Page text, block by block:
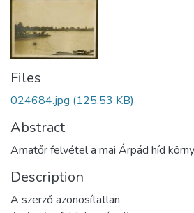
Files
024684.jpg (125.53 KB)
Abstract
Amatőr felvétel a mai Árpád híd
Description
A szerző azonosítatlan